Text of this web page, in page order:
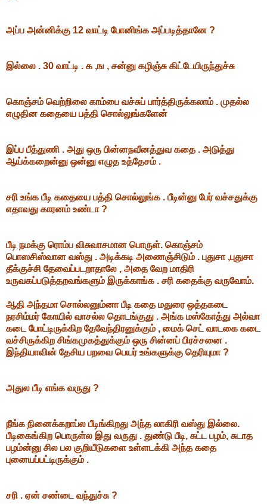
அப்ப அன்னிக்கு 12 வாட்டி போனிங்க அப்படித்தானே ?
இல்லை . 30 வாட்டி . க ,ங , சன்னு கழிஞ்சு கிட்டேயிருந்துச்சு
கொஞ்சம் வெற்றிலை காம்பை வச்சுப் பார்த்திருக்கலாம் . முதல்ல
எழுதின கதையை பத்தி சொல்லுங்களேன்
இப்ப பீத்துணி . அது ஒரு பின்னநவீனத்துவ கதை . அடுத்து
ஆய்க்கறைன்னு ஒன்னு எழுத உத்தேசம் .
சரி உங்க பீடி கதையை பத்தி சொல்லுங்க . பீடின்னு பேர் வச்சதுக்கு
எதாவது காரனம் உண்டா ?
பீடி நமக்கு ரொம்ப விசுவாசமான பொருள். கொஞ்சம்
பொஸசிஸ்வான வஸ்து . அடிக்கடி அணைஞ்சிடும் . புதுசா ,புதுசா
தீக்குச்சி தேவைப்படறாதாலே , அதை வேற மாதிரி
உருவகப்படுத்தறவங்களும் இருக்காங்க . சரி கதைக்கு வருவோம்.
ஆதி அந்தமா சொல்லனும்னா பீடி கதை மதுரை ஒத்தகடை
நரசிம்மர் கோயில் வாசல்ல தொடங்குது . அங்க மஸ்கோத்து அல்வா
கடை போட்டிருக்கிற தேவேந்திரனுக்கும் , மைக் செட் வாடகை கடை
வச்சிருக்கிற சிங்கமுகத்துக்கும் ஒரு சின்னப் பிரச்சனை .
இந்தியாவின் தேசிய பறவை பெயர் உங்களுக்கு தெரியுமா ?
அதுல பீடி எங்க வருது ?
நீங்க நினைக்கறாப்ல பீடிங்கிறது அந்த லாகிரி வஸ்து இல்லை.
பீடிகைங்கிற பொருள்ல இது வருது . துண்டு பீடி, சுட்ட பழம், சுடாத
பழம்ன்னு சில பல குறியீடுகளை உள்ளடக்கி அந்த கதை
புனையப்பட்டிருக்கும் .
சரி . ஏன் சண்டை வந்துச்சு ?